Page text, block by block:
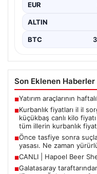
EUR
ALTIN
BTC
Son Eklenen Haberler
■Yatırım araçlarının
■Kurbanlık fiyatları il il
küçükbaş canlı kilo
tüm illerin kurbanlık
■Önce tasfiye sonra
yasası. Ne zaman
■CANLI | Hapoel Beer
■Galatasaray